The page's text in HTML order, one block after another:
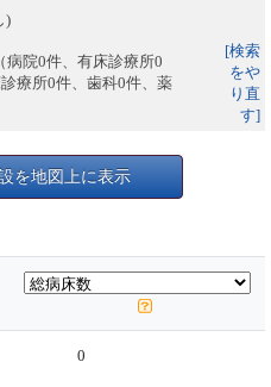
)
病院0件、有床診療所0
療所0件、歯科0件、薬
[検索
をや
り直
す]
を地図上に表示
0